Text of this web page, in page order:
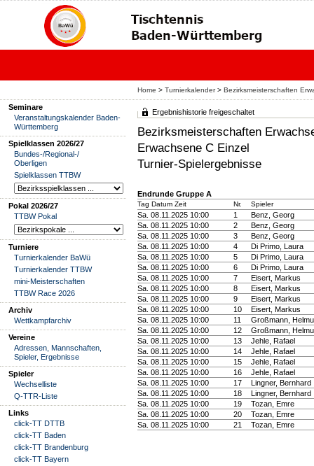
Home > Turnierkalender> Bezirksmeisterschaften
Seminare
Veranstaltungskalender Baden-
Württemberg
Spielklassen 2026/27
Bundes-/Regional-/
Oberligen
Spielklassen TTBW
Pokal 2026/27
TTBW Pokal
Turniere
Turnierkalender BaWü
Turnierkalender TTBW
mini-Meisterschaften
TTBW Race 2026
Archiv
Wettkampfarchiv
Vereine
Adressen, Mannschaften,
Spieler, Ergebnisse
Spieler
Wechselliste
Q-TTR-Liste
Links
click-TT DTTB
click-TT Baden
click-TT Brandenburg
click-TT Bayern
Ergebnishistorie freigeschaltet
Bezirksmeisterschaften
Erwachsene C Einzel
Turnier-Spielergebnisse
Endrunde Gruppe A
Tag Datum Zeit Nr. Spieler
Sa. 08.11.2025 10:00 1
Benz, Georg
Sa. 08.11.2025 10:00
2
Benz, Georg
Sa. 08.11.2025 10:00
3
Benz, Georg
Sa. 08.11.2025 10:00
4
Di Primo, Laura
Sa. 08.11.2025 10:00
5
Di Primo, Laura
Sa. 08.11.2025 10:00
6
Di Primo, Laura
Sa. 08.11.2025 10:00
7
Eisert, Markus
Sa. 08.11.2025 10:00
8
Eisert, Markus
Sa. 08.11.2025 10:00
9
Eisert, Markus
Sa. 08.11.2025 10:00
10
Eisert, Markus
Sa. 08.11.2025 10:00
11
Großmann,
Sa. 08.11.2025 10:00
12
Großmann,
Sa. 08.11.2025 10:00
13
Jehle, Rafael
Sa. 08.11.2025 10:00
14
Jehle, Rafael
Sa. 08.11.2025 10:00
15
Jehle, Rafael
Sa. 08.11.2025 10:00
16
Jehle, Rafael
Sa. 08.11.2025 10:00
17
Lingner, Bernhard
Sa. 08.11.2025 10:00
18
Lingner, Bernhard
Sa. 08.11.2025 10:00
19
Tozan, Emre
Sa. 08.11.2025 10:00
20
Tozan, Emre
Sa. 08.11.2025 10:00
21 Tozan, Emre